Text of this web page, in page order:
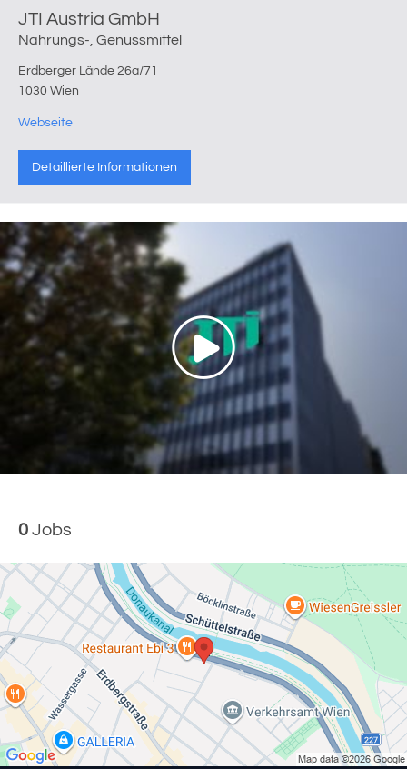
JTI Austria GmbH
Nahrungs-, Genussmittel
Erdberger Lände 26a/71
1030 Wien
Webseite
Detaillierte Informationen
0 Jobs